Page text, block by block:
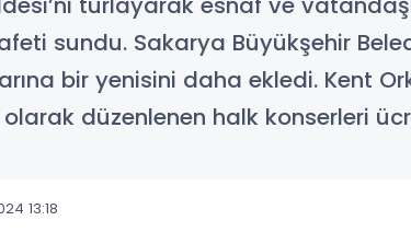
sundu. Sakarya Büyükşehir
bir yenisini daha ekledi. Kent
olarak düzenlenen halk konserleri
13:18